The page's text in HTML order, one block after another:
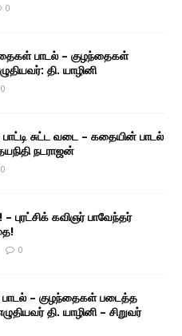
0
பாடல் – குழந்தைகள்
தி. யாழினி
0
பாட்டி சுட்ட வடை – கதையின் பாடல்
நடராஜன்
0
புரட்சிக் கவிஞர் பாவேந்தர்
0
பாடல் – குழந்தைகள் படைத்த
தி. யாழினி – சிறுவர்